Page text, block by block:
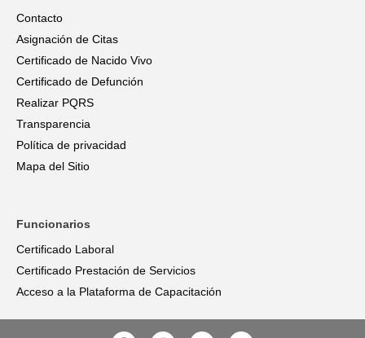
Contacto
Asignación de Citas
Certificado de Nacido Vivo
Certificado de Defunción
Realizar PQRS
Transparencia
Política de privacidad
Mapa del Sitio
Funcionarios
Certificado Laboral
Certificado Prestación de Servicios
Acceso a la Plataforma de Capacitación
F I T Y